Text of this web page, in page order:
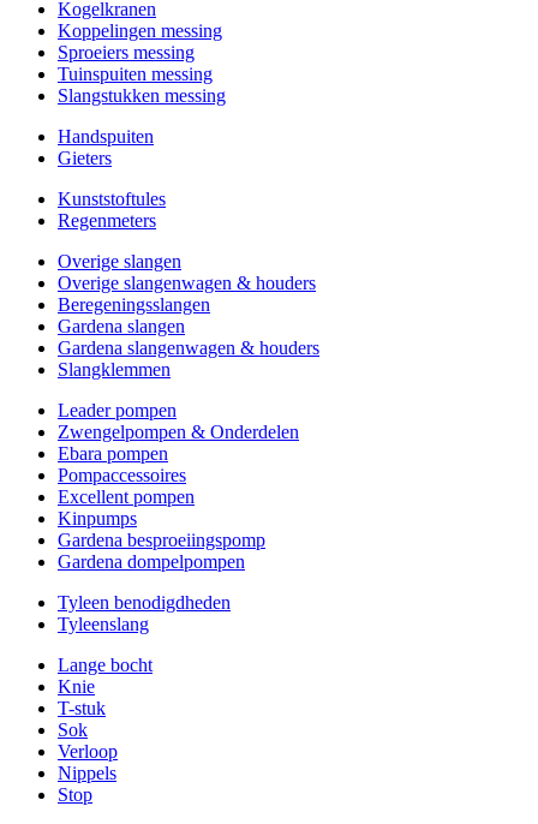
Kogelkranen
Koppelingen messing
Sproeiers messing
Tuinspuiten messing
Slangstukken messing
Handspuiten
Gieters
Kunststoftules
Regenmeters
Overige slangen
Overige slangenwagen & houders
Beregeningsslangen
Gardena slangen
Gardena slangenwagen & houders
Slangklemmen
Leader pompen
Zwengelpompen & Onderdelen
Ebara pompen
Pompaccessoires
Excellent pompen
Kinpumps
Gardena besproeiingspomp
Gardena dompelpompen
Tyleen benodigdheden
Tyleenslang
Lange bocht
Knie
T-stuk
Sok
Verloop
Nippels
Stop